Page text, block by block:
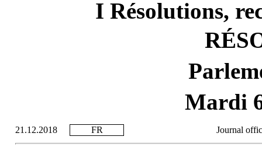
I Résolutions,
Mardi
21.12.2018 FR Journal